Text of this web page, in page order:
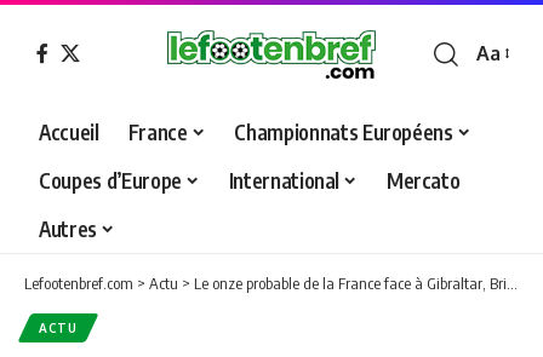
Font
Aa
Accueil France
Championnats Européens
Coupes d’Europe
International
Mercato
Autres
Lefootenbref.com > Actu > Le onze probable de la France face à Gibraltar, Brice Samba pourrait débuter dans les buts
ACTU